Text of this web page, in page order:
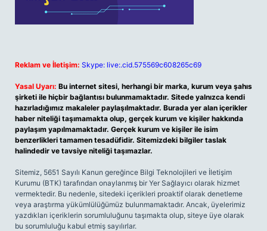
Reklam ve İletişim: Skype: live:.cid.575569c608265c69
Yasal Uyarı: Bu internet sitesi, herhangi bir marka, kurum veya şahıs
şirketi ile hiçbir bağlantısı bulunmamaktadır. Sitede yalnızca kendi
hazırladığımız makaleler paylaşılmaktadır. Burada yer alan içerikler
haber niteliği taşımamakta olup, gerçek kurum ve kişiler hakkında
paylaşım yapılmamaktadır. Gerçek kurum ve kişiler ile isim
benzerlikleri tamamen tesadüfidir. Sitemizdeki bilgiler taslak
halindedir ve tavsiye niteliği taşımazlar.
Sitemiz, 5651 Sayılı Kanun gereğince Bilgi Teknolojileri ve İletişim
Kurumu (BTK) tarafından onaylanmış bir Yer Sağlayıcı olarak hizmet
vermektedir. Bu nedenle, sitedeki içerikleri proaktif olarak denetleme
veya araştırma yükümlülüğümüz bulunmamaktadır. Ancak, üyelerimiz
yazdıkları içeriklerin sorumluluğunu taşımakta olup, siteye üye olarak
bu sorumluluğu kabul etmiş sayılırlar.